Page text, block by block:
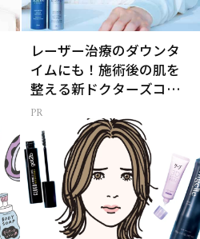
レーザー治療のダウンタ
イムにも！施術後の肌を
整える新ドクターズコス
メ